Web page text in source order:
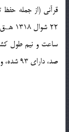
صد، داراي 93 شده، و به درجةدكتراي افتخاري دانشگاه حجاز، دست يافت.